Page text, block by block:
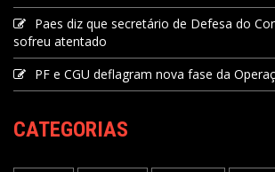
Paes diz que secretário de Defesa do
sofreu atentado
PF e CGU deflagram nova fase da
CATEGORIAS